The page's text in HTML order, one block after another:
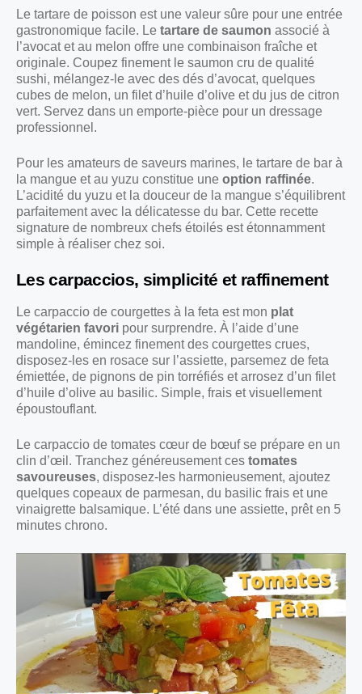
Le tartare de poisson est une valeur sûre pour une entrée
gastronomique facile. Le tartare de saumon associé à
l’avocat et au melon offre une combinaison fraîche et
originale. Coupez finement le saumon cru de qualité
sushi, mélangez-le avec des dés d’avocat, quelques
cubes de melon, un filet d’huile d’olive et du jus de citron
vert. Servez dans un emporte-pièce pour un dressage
professionnel.
Pour les amateurs de saveurs marines, le tartare de bar à
la mangue et au yuzu constitue une option raffinée.
L’acidité du yuzu et la douceur de la mangue s’équilibrent
parfaitement avec la délicatesse du bar. Cette recette
signature de nombreux chefs étoilés est étonnamment
simple à réaliser chez soi.
Les carpaccios, simplicité et raffinement
Le carpaccio de courgettes à la feta est mon plat
végétarien favori pour surprendre. À l’aide d’une
mandoline, émincez finement des courgettes crues,
disposez-les en rosace sur l’assiette, parsemez de feta
émiettée, de pignons de pin torréfiés et arrosez d’un filet
d’huile d’olive au basilic. Simple, frais et visuellement
époustouflant.
Le carpaccio de tomates cœur de bœuf se prépare en un
clin d’œil. Tranchez généreusement ces tomates
savoureuses, disposez-les harmonieusement, ajoutez
quelques copeaux de parmesan, du basilic frais et une
vinaigrette balsamique. L’été dans une assiette, prêt en 5
minutes chrono.